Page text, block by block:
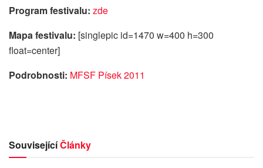
Program festivalu: zde
Mapa festivalu: [singlepic id=1470 w=400 h=300
float=center]
Podrobnosti: MFSF Písek 2011
SouvisejícíČlánky